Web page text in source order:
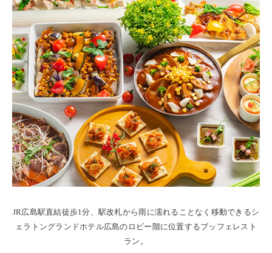
JR広島駅直結徒歩1分、駅改札から雨に濡れることなく移動できるシ
ェラトングランドホテル広島のロビー階に位置するブッフェレスト
ラン。